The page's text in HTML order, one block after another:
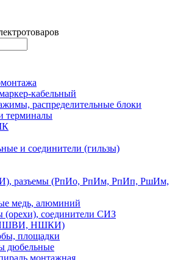
кабельный
распределительные блоки
терминалы
и соединители (гильзы)
разъемы (РпИо, РпИм, РпИп, РшИм,
медь, алюминий
(орехи), соединители СИЗ
НШКИ)
площадки
дюбельные
монтажная